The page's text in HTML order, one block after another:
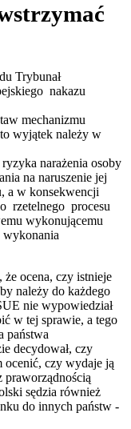
Trybunał
nakazu
mechanizmu
wyjątek należy w
narażenia osoby
na naruszenie jej
a w konsekwencji
rzetelnego procesu
wykonującemu
wykonania
ocena, czy istnieje
należy do każdego
nie wypowiedział
w tej sprawie, a tego
państwa
decydował, czy
ocenić, czy wydaje ją
praworządnością
sędzia również
do innych państw -